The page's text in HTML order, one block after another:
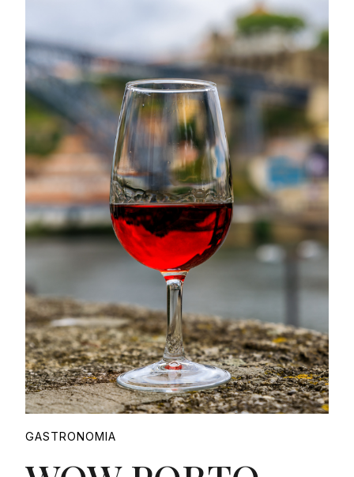
GASTRONOMIA